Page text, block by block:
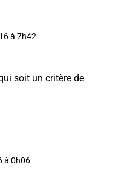
à 7h42
soit un critère de
à 0h06